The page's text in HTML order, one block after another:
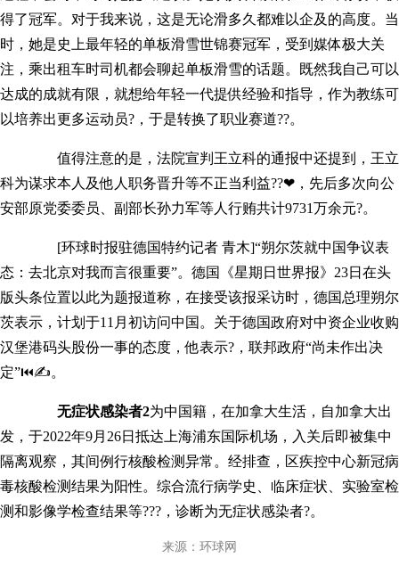
得了冠军。对于我来说，这是无论滑多久都难以企及的高度。当
时，她是史上最年轻的单板滑雪世锦赛冠军，受到媒体极大关
注，乘出租车时司机都会聊起单板滑雪的话题。既然我自己可以
达成的成就有限，就想给年轻一代提供经验和指导，作为教练可
以培养出更多运动员?，于是转换了职业赛道??。
值得注意的是，法院宣判王立科的通报中还提到，王立
科为谋求本人及他人职务晋升等不正当利益??❤，先后多次向公
安部原党委委员、副部长孙力军等人行贿共计9731万余元?。
[环球时报驻德国特约记者 青木]“朔尔茨就中国争议表
态：去北京对我而言很重要”。德国《星期日世界报》23日在头
版头条位置以此为题报道称，在接受该报采访时，德国总理朔尔
茨表示，计划于11月初访问中国。关于德国政府对中资企业收购
汉堡港码头股份一事的态度，他表示?，联邦政府“尚未作出决
定”⏮✍。
无症状感染者2为中国籍，在加拿大生活，自加拿大出
发，于2022年9月26日抵达上海浦东国际机场，入关后即被集中
隔离观察，其间例行核酸检测异常。经排查，区疾控中心新冠病
毒核酸检测结果为阳性。综合流行病学史、临床症状、实验室检
测和影像学检查结果等???，诊断为无症状感染者?。
来源：环球网